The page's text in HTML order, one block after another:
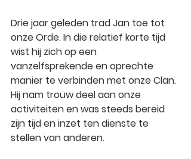
Drie jaar geleden trad Jan toe tot
onze Orde. In die relatief korte tijd
wist hij zich op een
vanzelfsprekende en oprechte
manier te verbinden met onze Clan.
Hij nam trouw deel aan onze
activiteiten en was steeds bereid
zijn tijd en inzet ten dienste te
stellen van anderen.